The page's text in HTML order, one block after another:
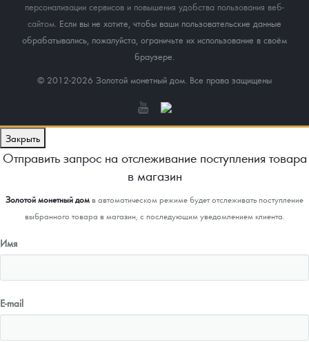
персонализации сервисов и повышения удобства пользования веб-
сайтом. Если вы не хотите, чтобы ваши пользовательские данные
обрабатывались, пожалуйста, ограничьте их использование в своём
браузере.
© 2012-2026 Золотой монетный дом. Все права защищены
Закрыть
Отправить запрос на отслеживание поступления товара
в магазин
Золотой монетный домв автоматическом режиме будет отслеживать поступление
выбранного товара в магазин, с последующим уведомлением клиента.
Имя
E-mail